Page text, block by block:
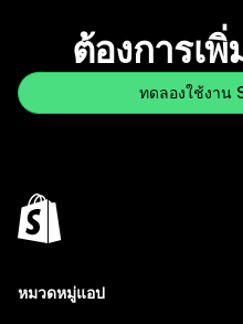
ต้องการเ
ทดลองใช้งาน
หมวดหมู่แอป